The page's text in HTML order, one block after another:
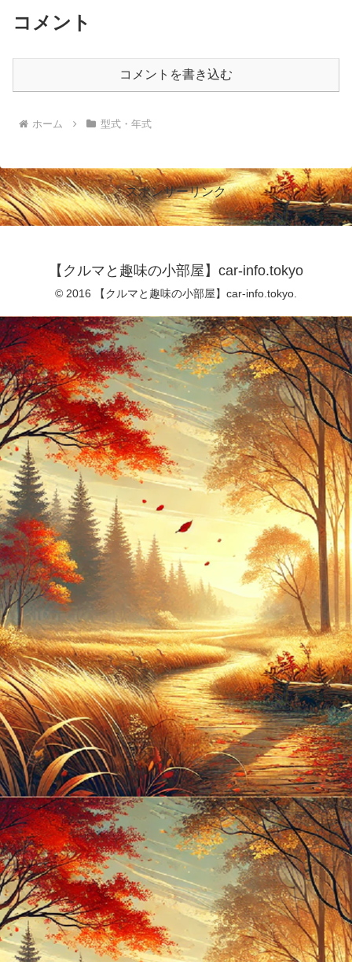
コメント
コメントを書き込む
ホーム 型式・年式
スポンサーリンク
【クルマと趣味の小部屋】car-info.tokyo
© 2016 【クルマと趣味の小部屋】car-info.tokyo.